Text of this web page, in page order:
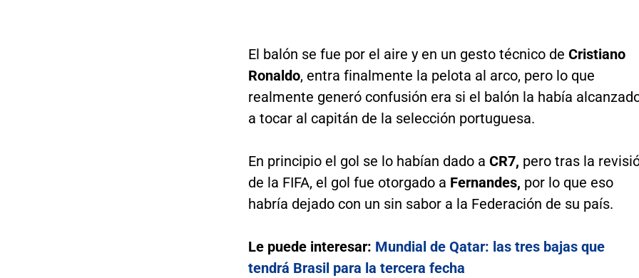
El balón se fue por el aire y en un gesto técnico de Cristiano
Ronaldo, entra finalmente la pelota al arco, pero lo que
realmente generó confusión era si el balón la había
a tocar al capitán de la selección portuguesa.
En principio el gol se lo habían dado a CR7, pero tras la
de la FIFA, el gol fue otorgado a Fernandes, por lo que eso
habría dejado con un sin sabor a la Federación de su país.
Le puede interesar: Mundial de Qatar: las tres bajas que
tendrá Brasil para la tercera fecha